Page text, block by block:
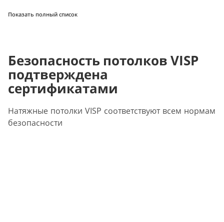
Показать полный список
Безопасность потолков VISP
подтверждена
сертификатами
Натяжные потолки VISP соответствуют всем нормам
безопасности